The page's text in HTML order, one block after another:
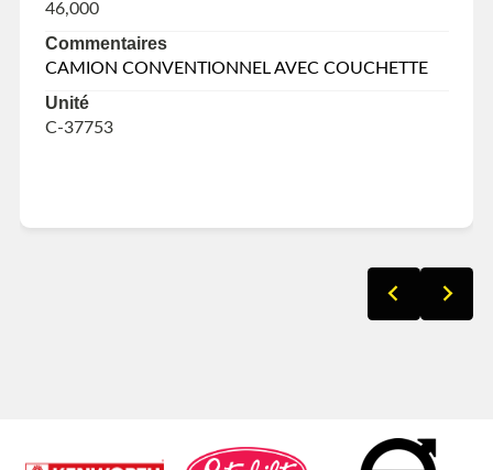
46,000
Commentaires
CAMION CONVENTIONNEL AVEC COUCHETTE
Unité
C-37753